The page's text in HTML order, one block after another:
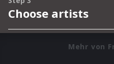
Mehr von